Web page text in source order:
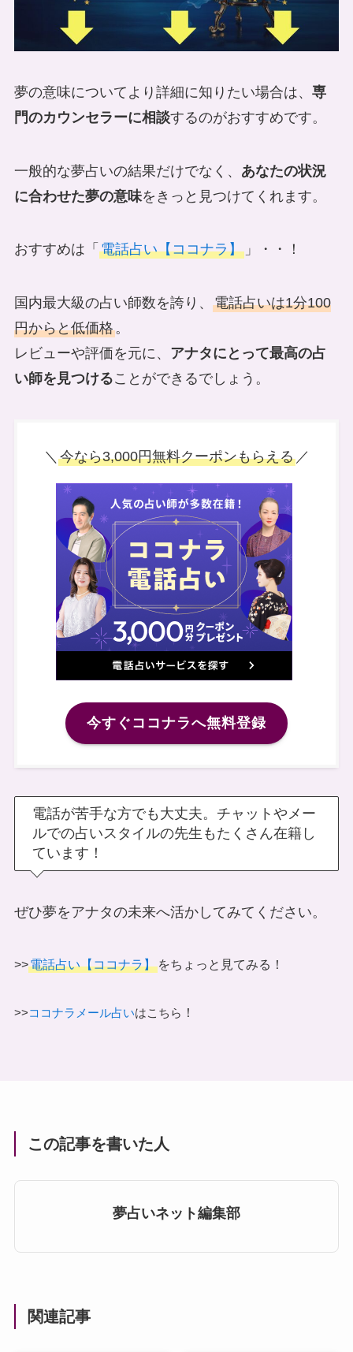
夢の意味についてより詳細に知りたい場合は、 専
門のカウンセラーに相談するのがおすすめです。
一般的な夢占いの結果だけでなく、 あなたの状況
に合わせた夢の意味をきっと見つけてくれます。
おすすめは「 電話占い【ココナラ】」・・！
国内最大級の占い師数を誇り、 電話占いは1分100
円からと低価格。
レビューや評価を元に、 アナタにとって最高の占
い師を見つけることができるでしょう。
＼ 今なら3,000円無料クーポンもらえる／
今すぐココナラへ無料登録
電話が苦手な方でも大丈夫。チャットやメー
ルでの占いスタイルの先生もたくさん在籍し
ています！
ぜひ夢をアナタの未来へ活かしてみてください。
>>電話占い【ココナラ】をちょっと見てみる！
>>ココナラメール占いはこちら ！
この記事を書いた人
夢占いネット編集部
関連記事